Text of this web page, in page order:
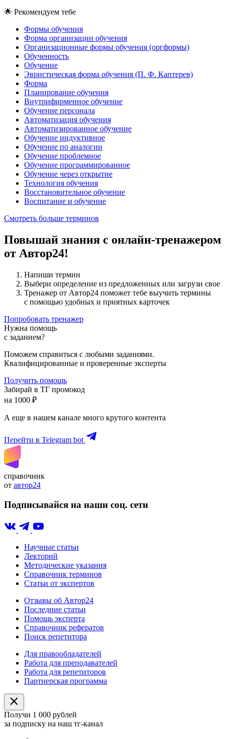
🌟 Рекомендуем тебе
Формы обучения
Форма организации обучения
Организационные формы обучения (оргформы)
Обученность
Обучение
Эвристическая форма обучения (П. Ф. Каптерев)
Форма
Планирование обучения
Внутрифирменное обучение
Обучение персонала
Автоматизация обучения
Автоматизированное обучение
Обучение индуктивное
Обучение по аналогии
Обучение проблемное
Обучение программированное
Обучение через открытие
Технология обучения
Восстановительное обучение
Воспитание и обучение
Смотреть больше терминов
Повышай знания с онлайн-тренажером
от Автор24!
Напиши термин
Выбери определение из предложенных или загрузи свое
Тренажер от Автор24 поможет тебе выучить термины
с помощью удобных и приятных карточек
Попробовать тренажер
Нужна помощь
с заданием?
Поможем справиться с любыми заданиями.
Квалифицированные и проверенные эксперты
Получить помощь
Забирай в ТГ промокод
на 1000 ₽
А еще в нашем канале много крутого контента
Перейти в Telegram bot
справочник
от автор24
Подписывайся на наши соц. сети
Научные статьи
Лекторий
Методические указания
Справочник терминов
Статьи от экспертов
Отзывы об Автор24
Последние статьи
Помощь эксперта
Справочник рефератов
Поиск репетитора
Для правообладателей
Работа для преподавателей
Работа для репетиторов
Партнерская программа
Получи 1 000 рублей
за подписку на наш тг-канал